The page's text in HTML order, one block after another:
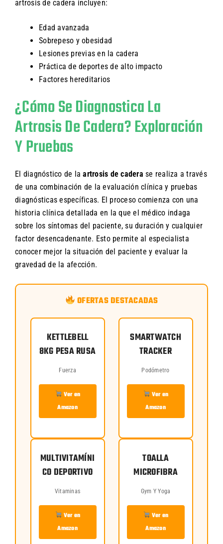
artrosis de cadera incluyen:
Edad avanzada
Sobrepeso y obesidad
Lesiones previas en la cadera
Práctica de deportes de alto impacto
Factores hereditarios
¿Cómo Se Diagnostica La
Artrosis De Cadera? Exploración
Y Pruebas
El diagnóstico de laartrosis de cadera se realiza a través
de una combinación de la evaluación clínica y pruebas
diagnósticas específicas. El proceso comienza con una
historia clínica detallada en la que el médico indaga
sobre los síntomas del paciente, su duración y cualquier
factor desencadenante. Esto permite al especialista
conocer mejor la situación del paciente y evaluar la
gravedad de la afección.
OFERTAS DESTACADAS
KETTLEBELL
8KG PESA RUSA
Fuerza
Ver en
Amazon
SMARTWATCH
TRACKER
Podómetro
Ver en
Amazon
MULTIVITAMÍNI
CO DEPORTIVO
Vitaminas
Ver en
Amazon
TOALLA
MICROFIBRA
Gym Y Yoga
Ver en
Amazon